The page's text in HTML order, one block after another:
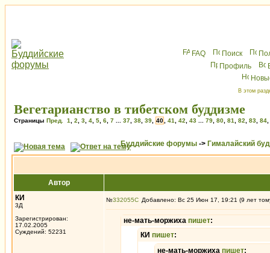
FAQ Поиск
Профиль
В этом
Вегетарианство в тибетском буддизме
Страницы Пред. 1 2 3 4 5 6 7 37 38 39 40 41 42 43 79 80 81 82 83 84
Буддийские форумы -> Гималайский
Автор
КИ
3Д
Зарегистрирован:
17.02.2005
Суждений: 52231
№332055 Добавлено: Вс 25 Июн 17, 19:21 (9 лет
не-мать-моржиха пишет:
КИ пишет:
не-мать-моржиха пишет: